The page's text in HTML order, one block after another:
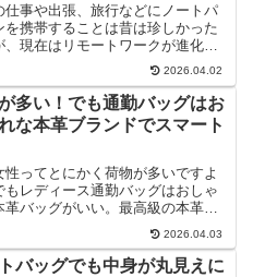
仕事や出張、旅行などにノートパ
を携帯することは昔は珍しかった
、現在はリモートワークが進化し
運びが増えました。ビジネスなど
コンを使用しているみなさんしは
てるのでしょうか。PCを持ち運ぶ
すすめのアイテムなどをピックア
てみました。
2026.04.02
多い！でも通勤バッグはお
な本革ブランドでスマート
性ってとにかく荷物が多いですよ
もレディース通勤バッグはおしゃ
革バッグがいい。最高級の本革を
たレザーブランド「ナガタニ」の
って自立するエレガントな通勤バ
スマートに出かけましょう。
2026.04.03
トバッグでも中身が丸見えに